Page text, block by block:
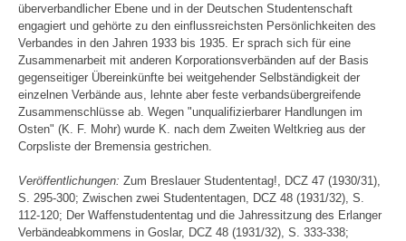
überverbandlicher Ebene und in der Deutschen Studentenschaft
engagiert und gehörte zu den einflussreichsten Persönlichkeiten des
Verbandes in den Jahren 1933 bis 1935. Er sprach sich für eine
Zusammenarbeit mit anderen Korporationsverbänden auf der Basis
gegenseitiger Übereinkünfte bei weitgehender Selbständigkeit der
einzelnen Verbände aus, lehnte aber feste verbandsübergreifende
Zusammenschlüsse ab. Wegen "unqualifizierbarer Handlungen im
Osten" (K. F. Mohr) wurde K. nach dem Zweiten Weltkrieg aus der
Corpsliste der Bremensia gestrichen.
Veröffentlichungen: Zum Breslauer Studententag!, DCZ 47 (1930/31),
S. 295-300; Zwischen zwei Studententagen, DCZ 48 (1931/32), S.
112-120; Der Waffenstudententag und die Jahressitzung des Erlanger
Verbändeabkommens in Goslar, DCZ 48 (1931/32), S. 333-338;